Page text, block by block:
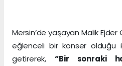
Mersin’de yaşayan Malik
eğlenceli bir konser olduğu
getirerek,“Bir sonraki